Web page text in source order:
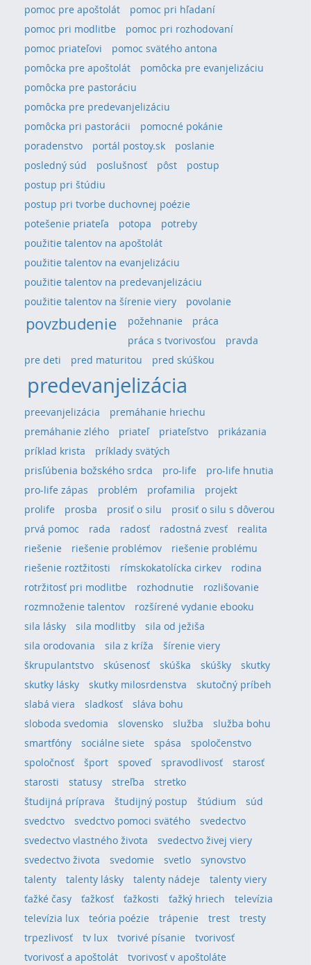
pomoc pre apoštolát
pomoc pri hľadaní
pomoc pri modlitbe
pomoc pri rozhodovaní
pomoc priateľovi
pomoc svätého antona
pomôcka pre apoštolát
pomôcka pre evanjelizáciu
pomôcka pre pastoráciu
pomôcka pre predevanjelizáciu
pomôcka pri pastorácii
pomocné pokánie
poradenstvo
portál postoy.sk
poslanie
posledný súd
poslušnosť pôst
postup
postup pri štúdiu
postup pri tvorbe duchovnej poézie
potešenie priateľa
potopa
potreby
použitie talentov na apoštolát
použitie talentov na evanjelizáciu
použitie talentov na predevanjelizáciu
použitie talentov na šírenie viery
povolanie
povzbudenie požehnanie
práca
práca s tvorivosťou
pravda
pre deti
pred maturitou pred skúškou
predevanjelizácia
preevanjelizácia
premáhanie hriechu
premáhanie zlého
priateľ priateľstvo
prikázania
príklad krista
príklady svätých
prisľúbenia božského srdca
pro-life
pro-life hnutia
pro-life zápas
problém profamilia
projekt
prolife
prosba prosiť o silu
prosiť o silu s dôverou
prvá pomoc
rada radosť radostná zvesť
realita
riešenie
riešenie problémov
riešenie problému
riešenie roztžitosti
rímskokatolícka cirkev
rodina
rotržitosť pri modlitbe
rozhodnutie
rozlišovanie
rozmnoženie talentov
rozšírené vydanie ebooku
sila lásky
sila modlitby
sila od ježiša
sila orodovania
sila z kríža
šírenie viery
škrupulantstvo
skúsenosť skúška skúšky
skutky
skutky lásky
skutky milosrdenstva
skutočný príbeh
slabá viera
sladkosť
sláva bohu
sloboda svedomia
slovensko služba
služba bohu
smartfóny
sociálne siete spása
spoločenstvo
spoločnosť
šport spoveď spravodlivosť
starosť
starosti
statusy streľba
stretko
študijná príprava
študijný postup štúdium
súd
svedctvo
svedctvo pomoci svätého
svedectvo
svedectvo vlastného života
svedectvo živej viery
svedectvo života
svedomie svetlo
synovstvo
talenty
talenty lásky talenty nádeje
talenty viery
ťažké časy
ťažkosť ťažkosti ťažký hriech
televízia
televízia lux
teória poézie trápenie trest
tresty
trpezlivosť
tv lux tvorivé písanie
tvorivosť
tvorivosť a apoštolát
tvorivosť v apoštoláte